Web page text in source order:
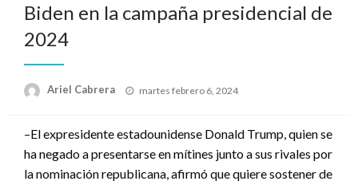
Biden en la campaña presidencial de
2024
Ariel Cabrera
Publicado
martes febrero 6, 2024
–El expresidente estadounidense Donald Trump, quien se
ha negado a presentarse en mítines junto a sus rivales por
la nominación republicana, afirmó que quiere sostener de